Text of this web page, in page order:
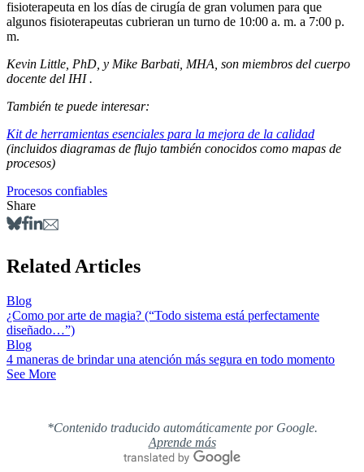
fisioterapeuta en los días de cirugía de gran volumen para que
algunos fisioterapeutas cubrieran un turno de 10:00 a. m. a 7:00 p.
m.
Kevin Little, PhD, y Mike Barbati, MHA, son miembros del cuerpo
docente del IHI .
También te puede interesar:
Kit de herramientas esenciales para la mejora de la calidad
(incluidos diagramas de flujo también conocidos como mapas de
procesos)
Procesos confiables
Share
Related Articles
Blog
¿Como por arte de magia? (“Todo sistema está perfectamente
diseñado…”)
Blog
4 maneras de brindar una atención más segura en todo momento
See More
*Contenido traducido automáticamente por Google.
Aprende más